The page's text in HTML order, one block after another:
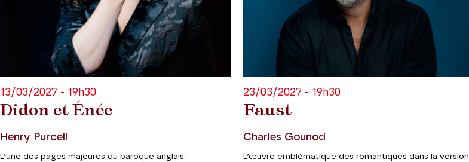
Didon et Énée
13/03/2027 - 19h30
Henry Purcell
L’une des pages majeures du baroque anglais.
Faust
23/03/2027 - 19h30
Charles Gounod
L’œuvre emblématique des romantiques dans la version